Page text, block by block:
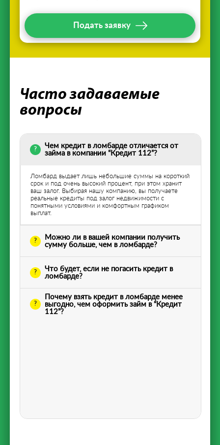
Подать заявку
Часто задаваемые
вопросы
Ломбард выдает лишь небольшие суммы на короткий
срок и под очень высокий процент, при этом хранит
ваш залог. Выбирая нашу компанию, вы получаете
реальные кредиты под залог недвижимости с
понятными условиями и комфортным графиком
выплат.
Чем кредит в ломбарде отличается от
займа в компании “Кредит 112”?
Можно ли в вашей компании получить
сумму больше, чем в ломбарде?
Что будет, если не погасить кредит в
ломбарде?
Почему взять кредит в ломбарде менее
выгодно, чем оформить займ в “Кредит
112”?